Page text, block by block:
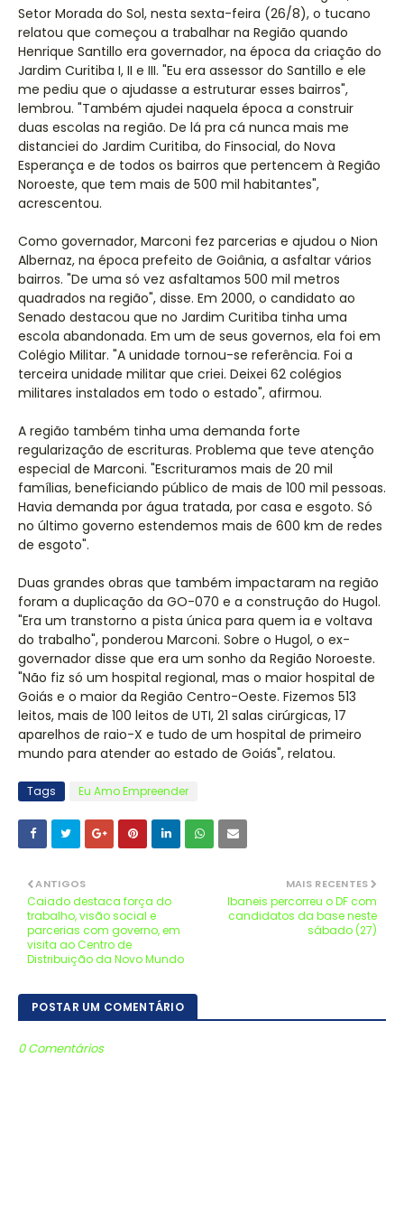
Setor Morada do Sol, nesta sexta-feira (26/8), o tucano
relatou que começou a trabalhar na Região quando
Henrique Santillo era governador, na época da criação do
Jardim Curitiba I, II e III. "Eu era assessor do Santillo e ele
me pediu que o ajudasse a estruturar esses bairros",
lembrou. "Também ajudei naquela época a construir
duas escolas na região. De lá pra cá nunca mais me
distanciei do Jardim Curitiba, do Finsocial, do Nova
Esperança e de todos os bairros que pertencem à Região
Noroeste, que tem mais de 500 mil habitantes",
acrescentou.
Como governador, Marconi fez parcerias e ajudou o Nion
Albernaz, na época prefeito de Goiânia, a asfaltar vários
bairros. "De uma só vez asfaltamos 500 mil metros
quadrados na região", disse. Em 2000, o candidato ao
Senado destacou que no Jardim Curitiba tinha uma
escola abandonada. Em um de seus governos, ela foi em
Colégio Militar. "A unidade tornou-se referência. Foi a
terceira unidade militar que criei. Deixei 62 colégios
militares instalados em todo o estado", afirmou.
A região também tinha uma demanda forte
regularização de escrituras. Problema que teve atenção
especial de Marconi. "Escrituramos mais de 20 mil
famílias, beneficiando público de mais de 100 mil pessoas.
Havia demanda por água tratada, por casa e esgoto. Só
no último governo estendemos mais de 600 km de redes
de esgoto".
Duas grandes obras que também impactaram na região
foram a duplicação da GO-070 e a construção do Hugol.
"Era um transtorno a pista única para quem ia e voltava
do trabalho", ponderou Marconi. Sobre o Hugol, o ex-
governador disse que era um sonho da Região Noroeste.
"Não fiz só um hospital regional, mas o maior hospital de
Goiás e o maior da Região Centro-Oeste. Fizemos 513
leitos, mais de 100 leitos de UTI, 21 salas cirúrgicas, 17
aparelhos de raio-X e tudo de um hospital de primeiro
mundo para atender ao estado de Goiás", relatou.
Tags Eu Amo Empreender
MAIS RECENTES
Ibaneis percorreu o DF com
candidatos da base neste
sábado (27)
ANTIGOS
Caiado destaca força do
trabalho, visão social e
parcerias com governo, em
visita ao Centro de
Distribuição da Novo Mundo
POSTAR UM COMENTÁRIO
0 Comentários